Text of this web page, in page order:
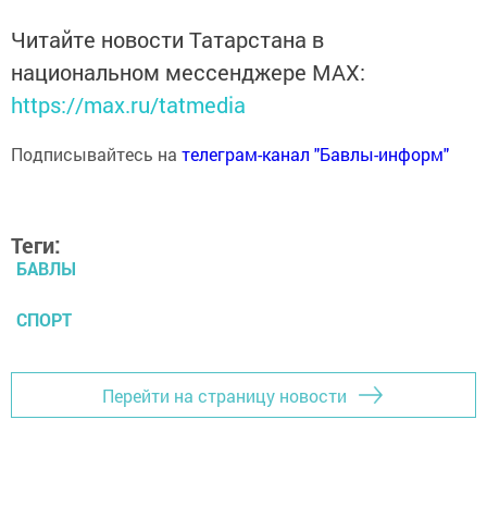
Читайте новости Татарстана в
национальном мессенджере MАХ:
https://max.ru/tatmedia
Подписывайтесь на телеграм-канал "Бавлы-информ"
Теги:
БАВЛЫ
СПОРТ
Перейти на страницу новости